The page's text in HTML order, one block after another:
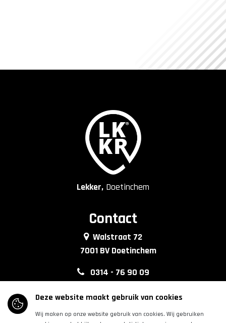
Lekker, Doetinchem
Contact
Walstraat 72
7001 BV Doetinchem
0314 - 76 90 09
info@lkkrdoetinchem.nl
Deze website maakt gebruik van cookies
Wij maken op onze website gebruik van cookies. Wij gebruiken